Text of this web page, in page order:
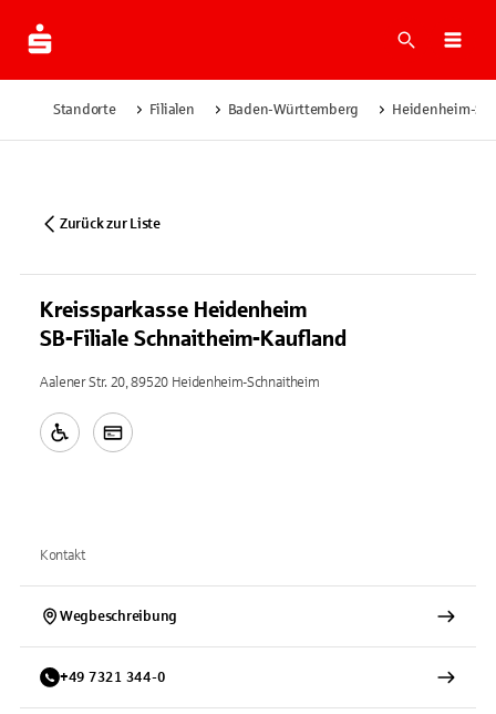
Suche
Standorte Filialen Baden-Württemberg Heidenheim-
Zurück zur Liste
Kreissparkasse Heidenheim
SB-Filiale Schnaitheim-Kaufland
Aalener Str. 20, 89520 Heidenheim-Schnaitheim
Kontakt
Wegbeschreibung
+49 7321 344-0